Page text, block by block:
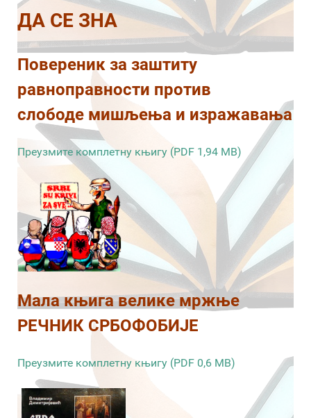
ДА СЕ ЗНА
Повереник за заштиту
равноправности против
слободе мишљења и изражавања
Преузмите комплетну књигу (PDF 1,94 MB)
Мала књига велике мржње
РЕЧНИК СРБОФОБИЈЕ
Преузмите комплетну књигу (PDF 0,6 MB)